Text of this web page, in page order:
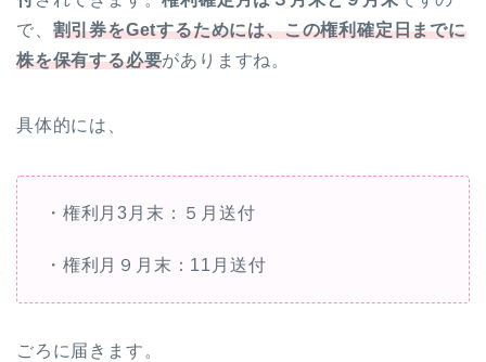
で、 割引券をGetするためには、この権利確定日までに
株を保有する必要がありますね。
具体的には、
・権利月3月末：５月送付
・権利月９月末：11月送付
ごろに届きます。